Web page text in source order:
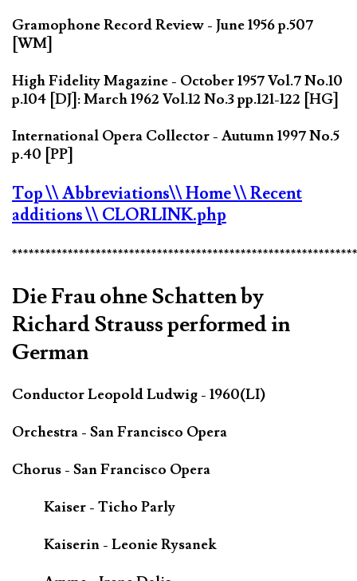
Gramophone Record Review - June 1956 p.507
[WM]
High Fidelity Magazine - October 1957 Vol.7 No.10
p.104 [DJ]: March 1962 Vol.12 No.3 pp.121-122 [HG]
International Opera Collector - Autumn 1997 No.5
p.40 [PP]
Top\\ Abbreviations\\ Home\\ Recent
additions\\ CLORLINK.php
Die Frau ohne Schatten by
Richard Strauss performed in
German
Conductor Leopold Ludwig - 1960(LI)
Orchestra - San Francisco Opera
Chorus - San Francisco Opera
Kaiser - Ticho Parly
Kaiserin - Leonie Rysanek